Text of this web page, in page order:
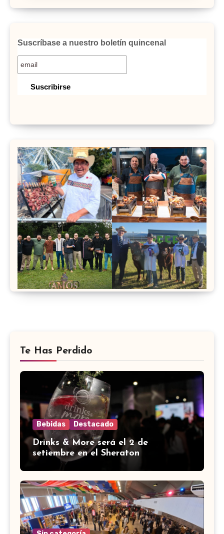
Suscríbase a nuestro boletín quincenal
Te Has Perdido
Bebidas Destacado
Drinks & More será el 2 de
setiembre en el Sheraton